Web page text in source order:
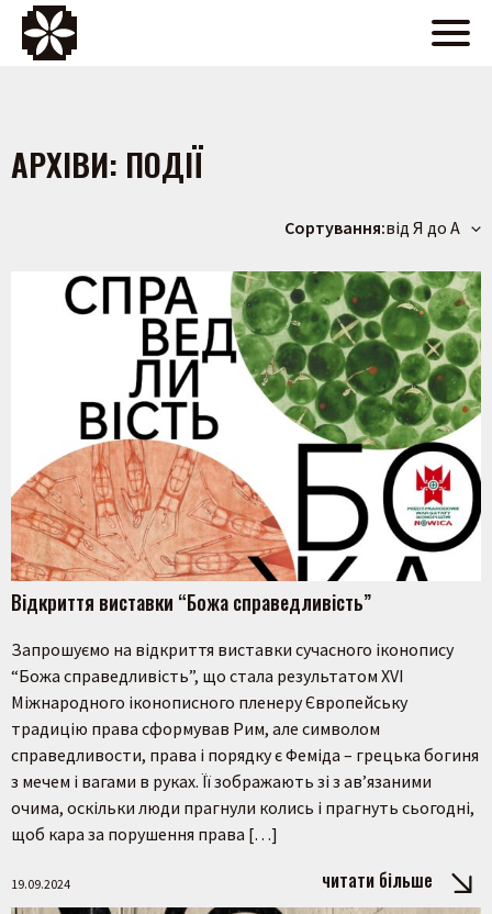
АРХІВИ: ПОДІЇ
Сортування:від Я до А
Відкриття виставки “Божа справедливість”
Запрошуємо на відкриття виставки сучасного іконопису
“Божа справедливість”, що стала результатом XVI
Міжнародного іконописного пленеру Європейську
традицію права сформував Рим, але символом
справедливости, права і порядку є Феміда – грецька богиня
з мечем і вагами в руках. Її зображають зі з ав’язаними
очима, оскільки люди прагнули колись і прагнуть сьогодні,
щоб кара за порушення права […]
19.09.2024 читати більше